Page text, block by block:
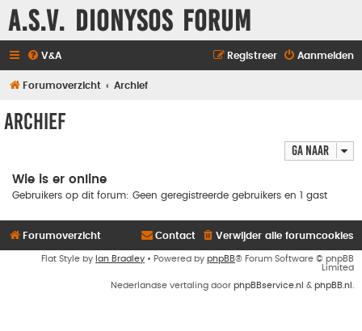
A.S.V. Dionysos Forum
V&A Aanmelden
Registreer
Forumoverzicht Archief
Archief
Ga naar
Wie is er online
Gebruikers op dit forum: Geen geregistreerde gebruikers en 1 gast
Forumoverzicht Verwijder alle forumcookies
Contact
Flat Style by Ian Bradley • Powered by phpBB® Forum Software © phpBB
Limited
Nederlandse vertaling door phpBBservice.nl & phpBB.nl .